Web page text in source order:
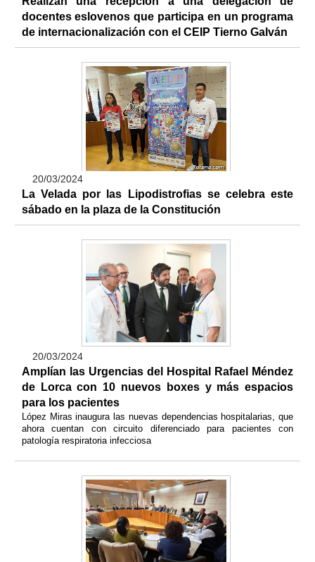
docentes eslovenos que participa en un programa
de internacionalización con el CEIP Tierno Galván
20/03/2024
La Velada por las Lipodistrofias se celebra este
sábado en la plaza de la Constitución
20/03/2024
Amplían las Urgencias del Hospital Rafael Méndez
de Lorca con 10 nuevos boxes y más espacios
para los pacientes
López Miras inaugura las nuevas dependencias hospitalarias, que
ahora cuentan con circuito diferenciado para pacientes con
patología respiratoria infecciosa